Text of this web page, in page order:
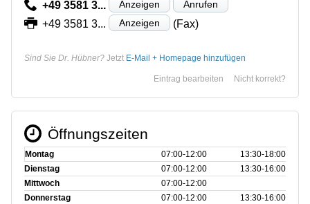
+49 3581 3... Anzeigen Anrufen
+49 3581 3... Anzeigen (Fax)
Sind Sie Dr. Hübner? Jetzt E-Mail + Homepage hinzufügen
Nicht korrekt?
Eintrag bearbeiten
Öffnungszeiten
Montag 07:00‑12:00
13:30‑18:00
Dienstag
07:00‑12:00
13:30‑16:00
Mittwoch
07:00‑12:00
Donnerstag
07:00‑12:00
13:30‑16:00